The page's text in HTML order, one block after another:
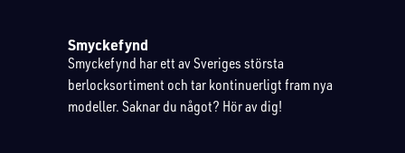
Smyckefynd
Smyckefynd har ett av Sveriges största
berlocksortiment och tar kontinuerligt fram nya
modeller. Saknar du något? Hör av dig!